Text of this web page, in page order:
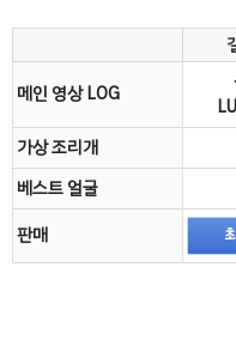
메인 영상 LOG
가상 조리개
베스트 얼굴
판매